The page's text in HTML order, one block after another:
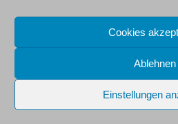
Cookies
Ablehnen
Einstellungen